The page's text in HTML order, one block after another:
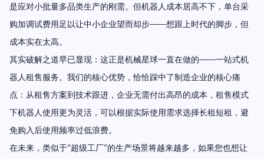
是应对小批量多品类生产的刚需。但机器人成本居高不下，单台采
购加调试费用足以让中小企业望而却步——想跟上时代的脚步，但
成本实在太高。
其实破解之道早已显现：这正是机械星球一直在做的——一站式机
器人租售服务。我们的核心优势，恰恰踩中了制造企业的核心痛
点：从租售方案到技术跟进，企业无需付出高昂的成本，租售模式
下机器人使用更为灵活，可以根据实际使用需求选择长租短租，避
免购入后使用频率过低浪费。
在未来，类似于“超级工厂”的生产场景将越来越多，如果您也想让